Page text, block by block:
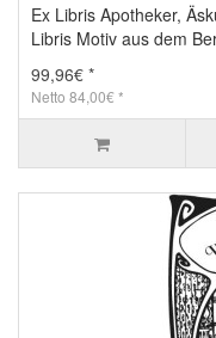
Ex Libris Apotheker,
Libris Motiv aus dem
99,96€ *
Netto 84,00€ *